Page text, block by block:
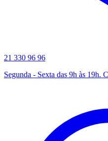
21 330 96 96
Segunda - Sexta das 9h às 19h.